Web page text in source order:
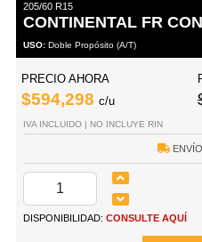
205/60 R15
CONTINENTAL FR
USO: Doble Propósito (A/T)
PRECIO AHORA
$594,298 c/u
IVA INCLUIDO | NO INCLUYE RIN
DISPONIBILIDAD: CONSULTE AQUÍ